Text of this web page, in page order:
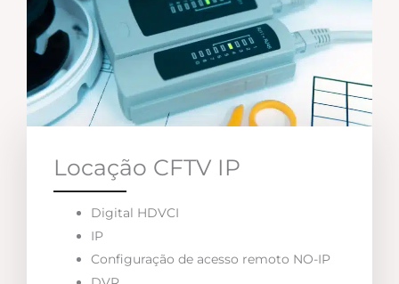
Locação CFTV IP
Digital HDVCI
IP
Configuração de acesso remoto NO-IP